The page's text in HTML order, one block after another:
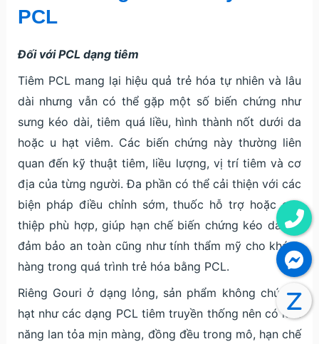
PCL
Đối với PCL dạng tiêm
Tiêm PCL mang lại hiệu quả trẻ hóa tự nhiên và lâu
dài nhưng vẫn có thể gặp một số biến chứng như
sưng kéo dài, tiêm quá liều, hình thành nốt dưới da
hoặc u hạt viêm. Các biến chứng này thường liên
quan đến kỹ thuật tiêm, liều lượng, vị trí tiêm và cơ
địa của từng người. Đa phần có thể cải thiện với các
biện pháp điều chỉnh sớm, thuốc hỗ trợ hoặc can
thiệp phù hợp, giúp hạn chế biến chứng kéo dài và
đảm bảo an toàn cũng như tính thẩm mỹ cho khách
hàng trong quá trình trẻ hóa bằng PCL.
Riêng Gouri ở dạng lỏng, sản phẩm không chứa vi
hạt như các dạng PCL tiêm truyền thống nên có khả
năng lan tỏa mịn màng, đồng đều trong mô, hạn chế